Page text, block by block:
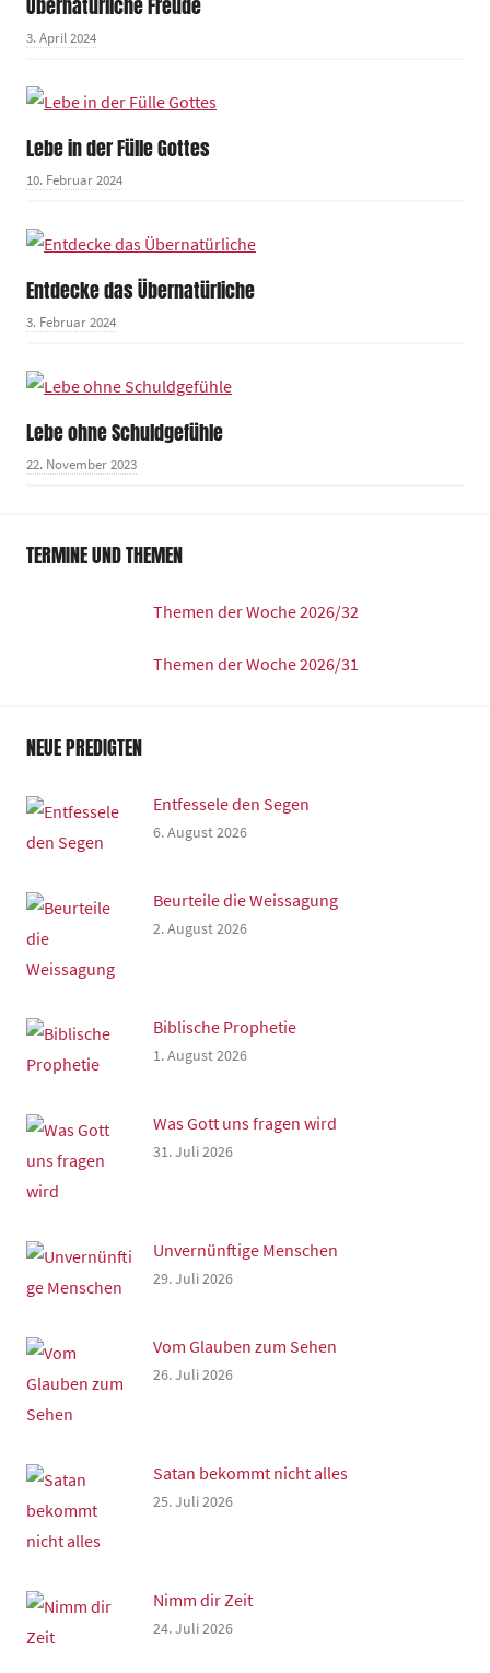
3. April 2024
Lebe in der Fülle Gottes
10. Februar 2024
Entdecke das Übernatürliche
3. Februar 2024
Lebe ohne Schuldgefühle
22. November 2023
TERMINE UND THEMEN
Themen der Woche 2026/32
Themen der Woche 2026/31
NEUE PREDIGTEN
Entfessele den Segen
6. August 2026
Beurteile die Weissagung
2. August 2026
Biblische Prophetie
1. August 2026
Was Gott uns fragen wird
31. Juli 2026
Unvernünftige Menschen
29. Juli 2026
Vom Glauben zum Sehen
26. Juli 2026
Satan bekommt nicht alles
25. Juli 2026
Nimm dir Zeit
24. Juli 2026